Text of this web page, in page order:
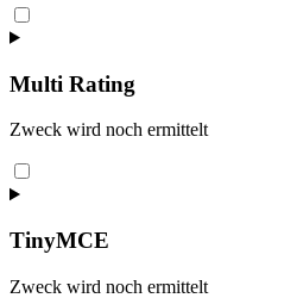
Consent
to
wistia
Multi Rating
Zweck wird noch ermittelt
Consent
to
multi-
rating
TinyMCE
Zweck wird noch ermittelt